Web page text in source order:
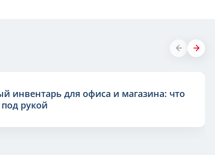
инвентарь для офиса и магазина: что
рукой